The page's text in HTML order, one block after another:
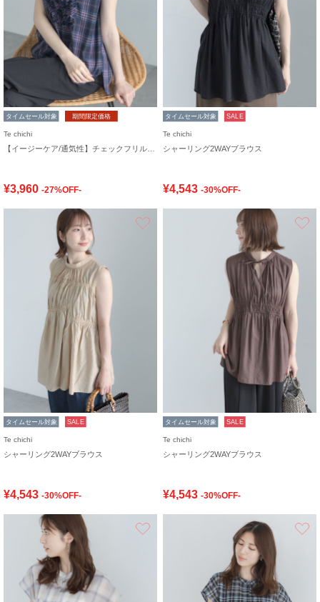
タイムセール対象 期間限定価格
Te chichi
¥3,960 -27%OFF-
タイムセール対象 SALE
Te chichi
シャーリング2WAYブラウス
¥4,543 -30%OFF-
タイムセール対象 SALE
Te chichi
シャーリング2WAYブラウス
¥4,543 -30%OFF-
タイムセール対象 SALE
Te chichi
シャーリング2WAYブラウス
¥4,543 -30%OFF-